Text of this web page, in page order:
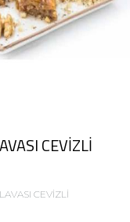
CEVİZLİ
CEVİZLİ